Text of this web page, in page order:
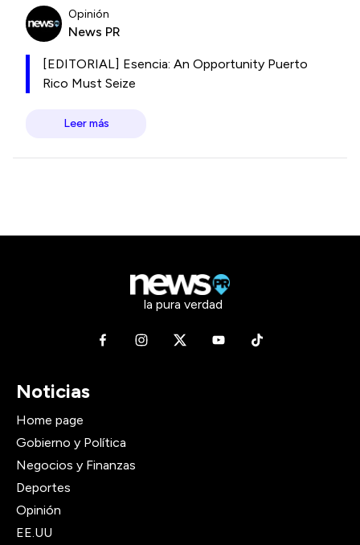
Opinión
News PR
[EDITORIAL] Esencia: An Opportunity Puerto
Rico Must Seize
Leer más
la pura verdad
Noticias
Home page
Gobierno y Política
Negocios y Finanzas
Deportes
Opinión
EE.UU